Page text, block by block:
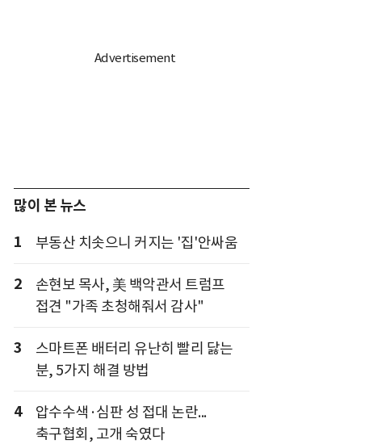
많이 본 뉴스
1
부동산 치솟으니 커지는 '집'안싸움
2
손현보 목사, 美 백악관서 트럼프
접견 "가족 초청해줘서 감사"
3
스마트폰 배터리 유난히 빨리 닳는
분, 5가지 해결 방법
4
압수수색·심판 성 접대 논란...
축구협회, 고개 숙였다